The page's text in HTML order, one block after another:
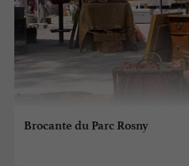
Brocante du Parc Rosny